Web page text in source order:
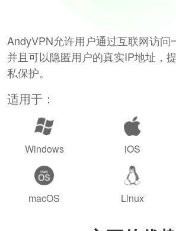
AndyVPN允许用户通过互联网访问
并且可以隐匿用户的真实IP地址，
私保护。
适用于：
Windows iOS
macOS Linux